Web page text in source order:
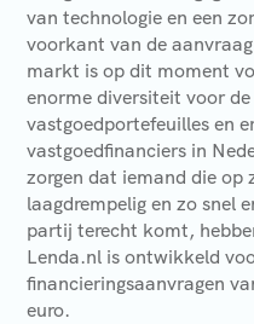
van technologie en een
voorkant van de
markt is op dit moment
enorme diversiteit voor
vastgoedportefeuilles en
vastgoedfinanciers in
zorgen dat iemand die op
laagdrempelig en zo snel
partij terecht komt,
Lenda.nl is ontwikkeld
financieringsaanvragen
euro.